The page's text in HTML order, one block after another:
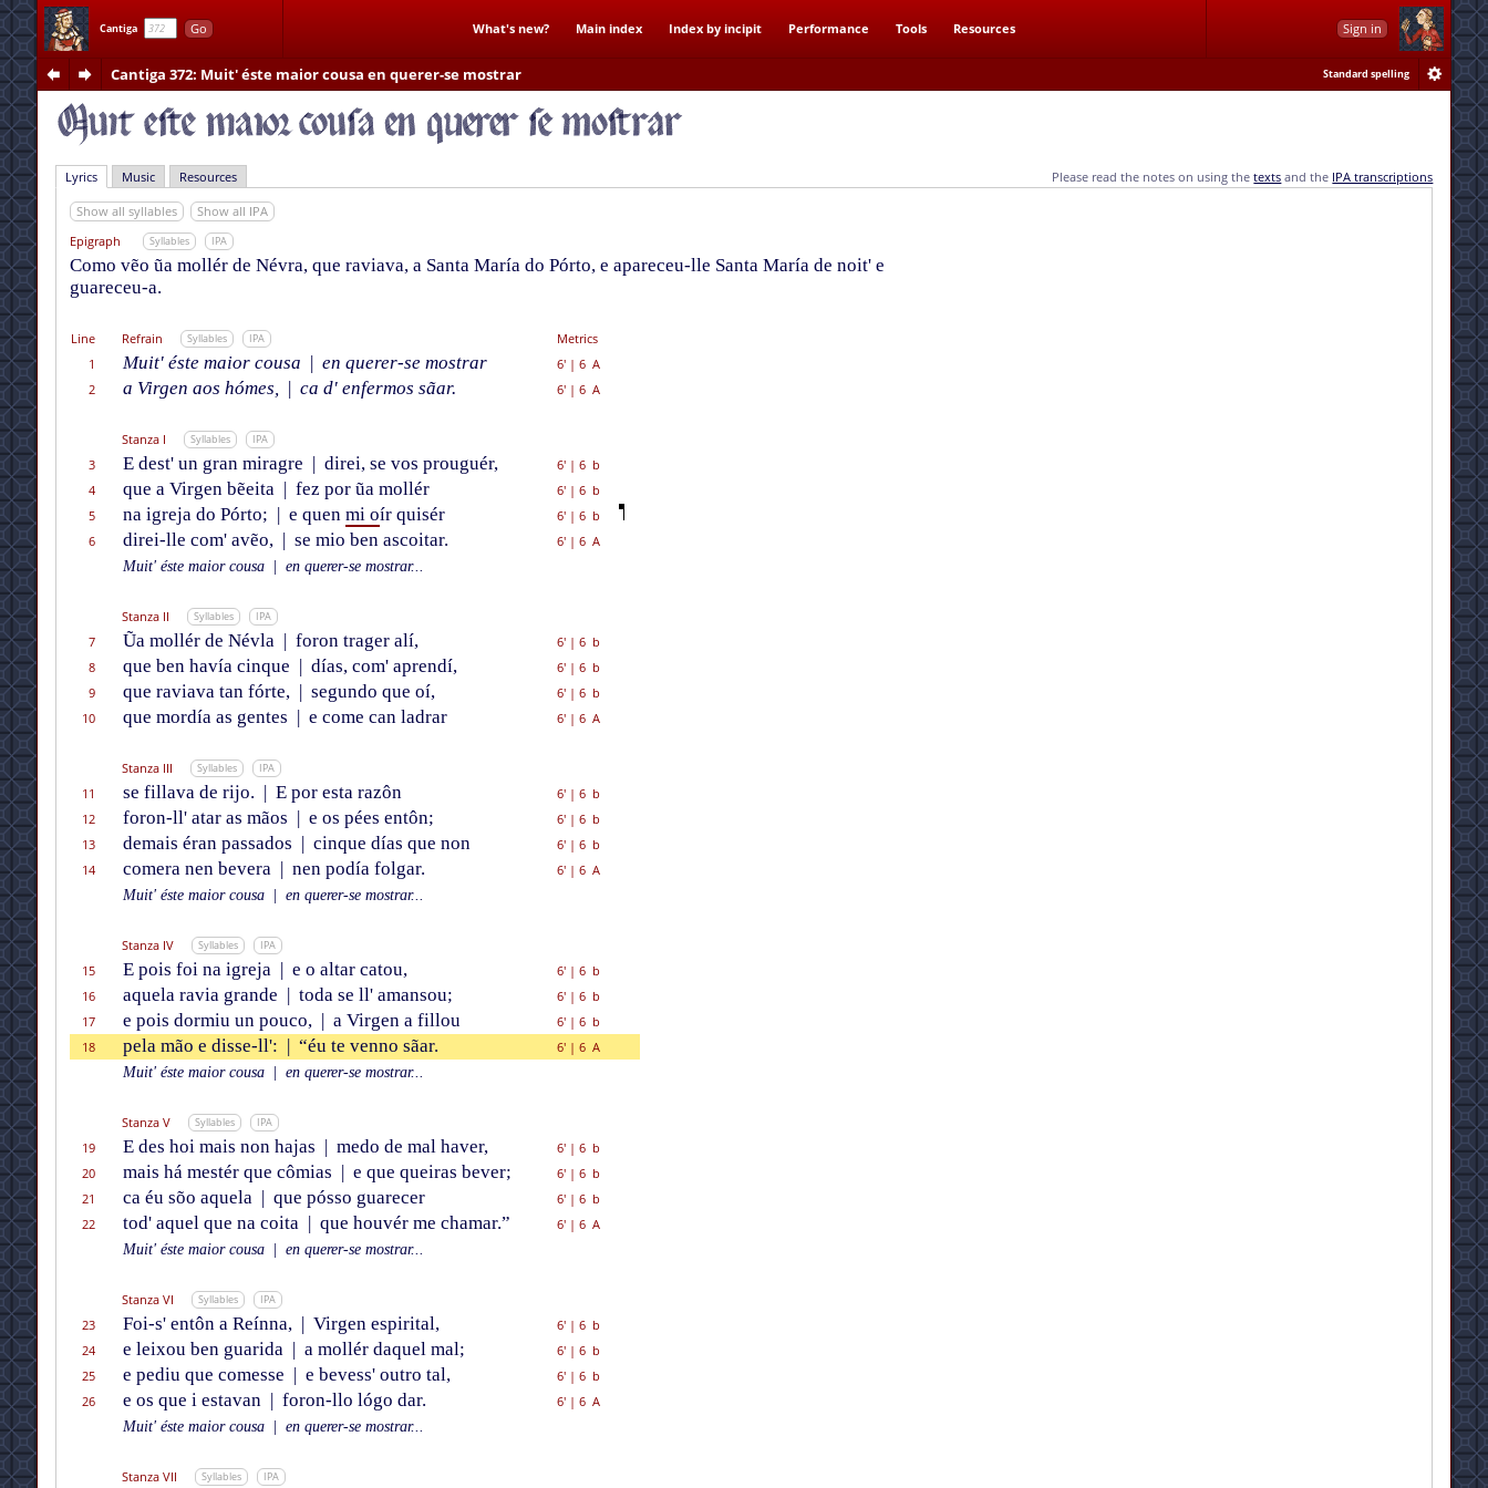
Cantiga Go What's new? Main index Index by incipit Performance Tools Resources Sign in
Cantiga 372: Muit' éste maior cousa en querer-se mostrar Standard spelling
Lyrics Music Resources Please read the notes on using thetexts and the IPA transcriptions
Show all syllables
Show all IPA
Epigraph
Syllables IPA
Como vẽo ũa mollér de Névra, que raviava, a Santa María do Pórto, e apareceu-lle Santa María de noit' e
guareceu-a.
Line Refrain Syllables IPA
Metrics
1
Muit' éste maior cousa | en querer-se mostrar 6'| 6 A
2
a Virgen aos hómes, | ca d' enfermos sãar. 6'| 6 A
Stanza I Syllables IPA
3 E dest' un gran miragre | direi, se vos prouguér, 6'| 6 b
4
que a Virgen bẽeita | fez por ũa mollér 6'| 6 b
5
na igreja do Pórto; | e quen mi oír quisér 6'| 6 b
6
direi-lle com' avẽo, | se mio ben ascoitar. 6'| 6 A
Muit' éste maior cousa
en querer-se mostrar...
Stanza II Syllables IPA
7 Ũa mollér de Névla | foron trager alí, 6'| 6 b
8
que ben havía cinque | días, com' aprendí, 6'| 6 b
9
que raviava tan fórte, | segundo que oí, 6'| 6 b
10
que mordía as gentes | e come can ladrar 6'| 6 A
Stanza III Syllables IPA
11 se fillava de rijo. | E por esta razôn 6'| 6 b
12
foron-ll' atar as mãos | e os pées entôn; 6'| 6 b
13
demais éran passados | cinque días que non 6'| 6 b
14
comera nen bevera | nen podía folgar. 6'| 6 A
Muit' éste maior cousa
en querer-se mostrar...
Stanza IV Syllables IPA
15 E pois foi na igreja | e o altar catou, 6'| 6 b
16
aquela ravia grande | toda se ll' amansou; 6'| 6 b
17
e pois dormiu un pouco, | a Virgen a fillou 6'| 6 b
18
pela mão e disse-ll': | “éu te venno sãar. 6'| 6 A
Muit' éste maior cousa
en querer-se mostrar...
Stanza V Syllables IPA
19 E des hoi mais non hajas | medo de mal haver, 6'| 6 b
20
mais há mestér que cômias | e que queiras bever; 6'| 6 b
21
ca éu sõo aquela | que pósso guarecer 6'| 6 b
22
tod' aquel que na coita | que houvér me chamar.” 6'| 6 A
Muit' éste maior cousa
en querer-se mostrar...
Stanza VI Syllables IPA
23 Foi-s' entôn a Reínna, | Virgen espirital, 6'| 6 b
24
e leixou ben guarida | a mollér daquel mal; 6'| 6 b
25
e pediu que comesse | e bevess' outro tal, 6'| 6 b
26
e os que i estavan | foron-llo lógo dar. 6'| 6 A
Muit' éste maior cousa
en querer-se mostrar...
Stanza VII Syllables IPA